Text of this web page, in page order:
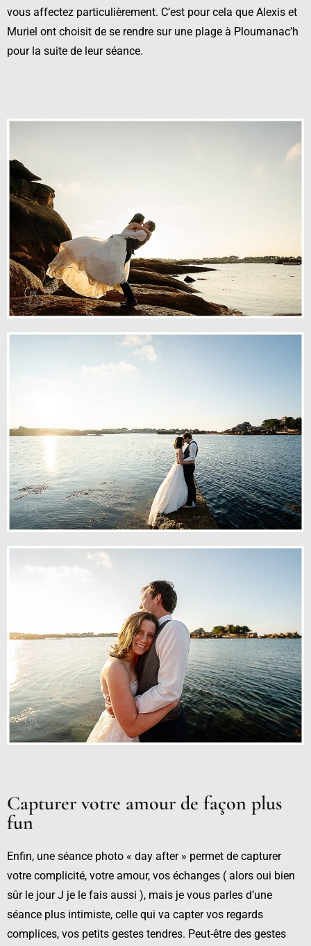
vous affectez particulièrement. C’est pour cela que Alexis et
Muriel ont choisit de se rendre sur une plage à Ploumanac’h
pour la suite de leur séance.
Capturer votre amour de façon plus
fun
Enfin, une séance photo « day after » permet de capturer
votre complicité, votre amour, vos échanges ( alors oui bien
sûr le jour J je le fais aussi ), mais je vous parles d’une
séance plus intimiste, celle qui va capter vos regards
complices, vos petits gestes tendres. Peut-être des gestes